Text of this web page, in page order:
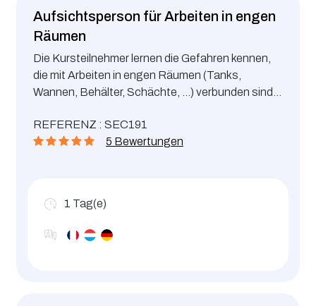
Aufsichtsperson für Arbeiten in engen
Räumen
Die Kursteilnehmer lernen die Gefahren kennen,
die mit Arbeiten in engen Räumen (Tanks,
Wannen, Behälter, Schächte, …) verbunden sind,
Präventionsmaßnahmen und
Schutzvorrichtungen
REFERENZ : SEC191
5 Bewertungen
1 Tag(e)